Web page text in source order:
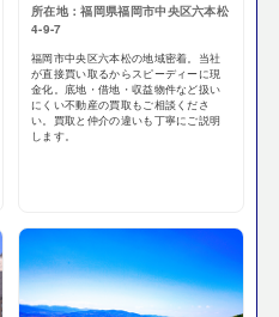
所在地：福岡県福岡市中央区六本松
4-9-7
福岡市中央区六本松の地域密着。当社
が直接買い取るからスピーディーに現
金化。底地・借地・収益物件など扱い
にくい不動産の買取もご相談くださ
い。買取と仲介の違いも丁寧にご説明
します。